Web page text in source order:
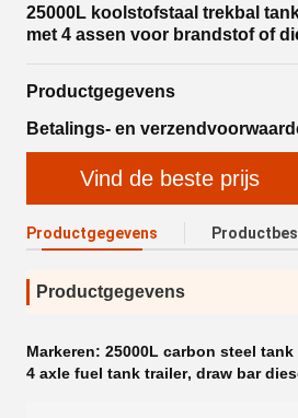
25000L koolstofstaal trekbal
met 4 assen voor brandstof of
Productgegevens
Betalings- en
Vind de beste prijs
Productgegevens
Productgegevens
Markeren: 25000L carbon steel tank
4 axle fuel tank trailer, draw bar